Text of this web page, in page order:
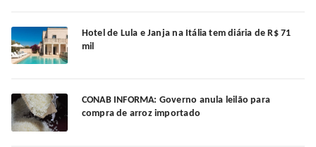
Hotel de Lula e Janja na Itália tem diária de R$ 71
mil
CONAB INFORMA: Governo anula leilão para
compra de arroz importado